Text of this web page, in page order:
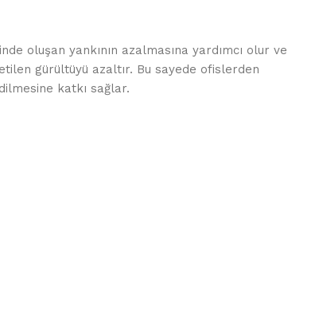
oluşan yankının azalmasına yardımcı olur ve
gürültüyü azaltır. Bu sayede ofislerden
katkı sağlar.